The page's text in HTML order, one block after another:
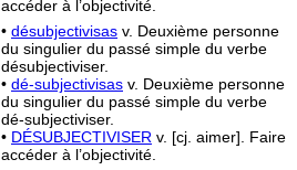
accéder à l’objectivité.
• désubjectivisas v. Deuxième personne
du singulier du passé simple du verbe
désubjectiviser.
• dé-subjectivisas v. Deuxième personne
du singulier du passé simple du verbe
dé-subjectiviser.
• DÉSUBJECTIVISER v. [cj. aimer]. Faire
accéder à l’objectivité.